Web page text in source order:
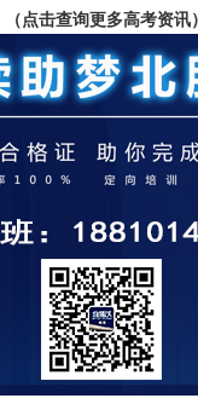
（点击查询更多高考资讯